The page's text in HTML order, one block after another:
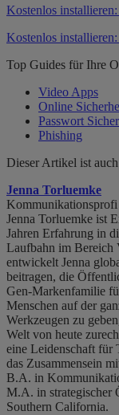
Kostenlos
Kostenlos
Top Guides für Ihre
Video Apps
Online
Passwort
Phishing
Dieser Artikel ist
Jenna Torluemke
Kommunikationsprofi
Jenna Torluemke ist
Jahren Erfahrung in
Laufbahn im Bereich
entwickelt Jenna
beitragen, die
Gen-Markenfamilie
Menschen auf der
Werkzeugen zu
Welt von heute
eine Leidenschaft für
das Zusammensein
B.A. in
M.A. in strategischer
Southern California.